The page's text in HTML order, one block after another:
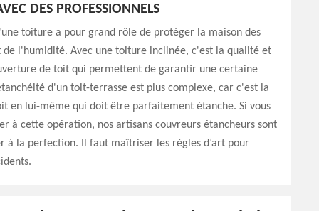
DES PROFESSIONNELS
toiture a pour grand rôle de protéger la maison des
l'humidité. Avec une toiture inclinée, c'est la qualité et
de toit qui permettent de garantir une certaine
d'un toit-terrasse est plus complexe, car c'est la
en lui-même qui doit être parfaitement étanche. Si vous
à cette opération, nos artisans couvreurs étancheurs sont
à la perfection. Il faut maîtriser les règles d’art pour